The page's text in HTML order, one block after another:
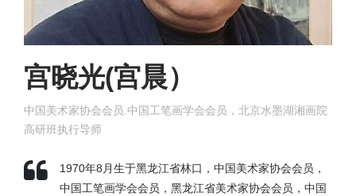
宫晓光(宫晨）
中国美术家协会会员.中国工笔画学会会员，北京水墨湖湘画院
高研班执行导师
1970年8月生于黑龙江省林口，中国美术家协会会员，
中国工笔画学会会员，黑龙江省美术家协会会员，中国